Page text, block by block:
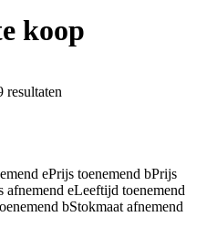
koop
resultaten
ePrijs toenemend bPrijs
afnemend eLeeftijd toenemend
bStokmaat afnemend